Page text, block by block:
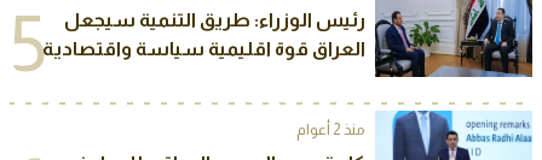
5
رئيس الوزراء: طريق التنمية سيجعل
العراق قوة اقليمية سياسة واقتصادية
منذ 2 أعوام